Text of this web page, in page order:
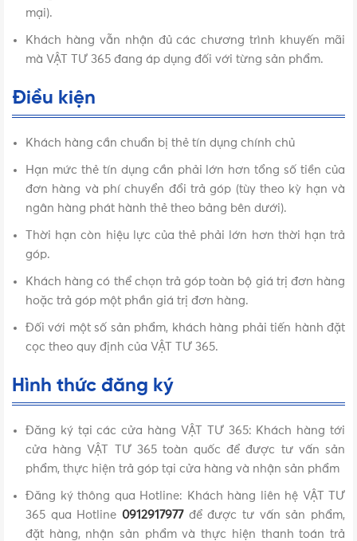
mại).
Khách hàng vẫn nhận đủ các chương trình khuyến mãi
mà VẬT TƯ 365 đang áp dụng đối với từng sản phẩm.
Điều kiện
Khách hàng cần chuẩn bị thẻ tín dụng chính chủ
Hạn mức thẻ tín dụng cần phải lớn hơn tổng số tiền của
đơn hàng và phí chuyển đổi trả góp (tùy theo kỳ hạn và
ngân hàng phát hành thẻ theo bảng bên dưới).
Thời hạn còn hiệu lực của thẻ phải lớn hơn thời hạn trả
góp.
Khách hàng có thể chọn trả góp toàn bộ giá trị đơn hàng
hoặc trả góp một phần giá trị đơn hàng.
Đối với một số sản phẩm, khách hàng phải tiến hành đặt
cọc theo quy định của VẬT TƯ 365.
Hình thức đăng ký
Đăng ký tại các cửa hàng VẬT TƯ 365: Khách hàng tới
cửa hàng VẬT TƯ 365 toàn quốc để được tư vấn sản
phẩm, thực hiện trả góp tại cửa hàng và nhận sản phẩm
Đăng ký thông qua Hotline: Khách hàng liên hệ VẬT TƯ
365 qua Hotline 0912917977để được tư vấn sản phẩm,
đặt hàng, nhận sản phẩm và thực hiện thanh toán trả